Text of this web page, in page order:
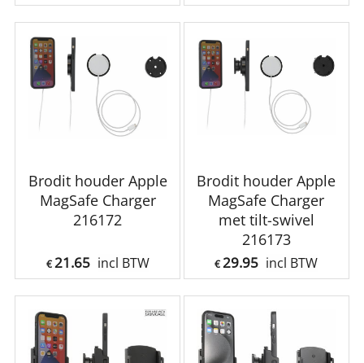
Brodit houder Apple
MagSafe Charger
216172
€ 21.65 incl BTW
Brodit houder Apple
MagSafe Charger
met tilt-swivel
216173
€ 29.95 incl BTW